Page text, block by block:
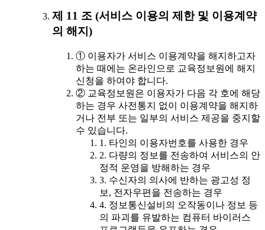
제 11 조 (서비스 이용의 제한 및 이용계약
의 해지)
① 이용자가 서비스 이용계약을 해지하고자
하는 때에는 온라인으로 교육정보원에 해지
신청을 하여야 합니다.
② 교육정보원은 이용자가 다음 각 호에 해당
하는 경우 사전통지 없이 이용계약을 해지하
거나 전부 또는 일부의 서비스 제공을 중지할
수 있습니다.
1. 타인의 이용자번호를 사용한 경우
2. 다량의 정보를 전송하여 서비스의 안
정적 운영을 방해하는 경우
3. 수신자의 의사에 반하는 광고성 정
보, 전자우편을 전송하는 경우
4. 정보통신설비의 오작동이나 정보 등
의 파괴를 유발하는 컴퓨터 바이러스